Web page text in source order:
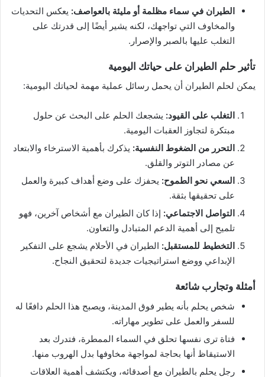
الطيران في سماء مظلمة أو مليئة بالعواصف: يعكس التحديات
والمخاوف التي تواجهك، لكنه يشير أيضًا إلى قدرتك على
التغلب عليها بالصبر والإصرار.
تأثير حلم الطيران على حياتك اليومية
يمكن لحلم الطيران أن يحمل رسائل عملية مهمة لحياتك اليومية:
التغلب على القيود: يشجعك الحلم على البحث عن حلول
مبتكرة لتجاوز العقبات اليومية.
التحرر من الضغوط النفسية: يذكرك بأهمية الاسترخاء والابتعاد
عن مصادر التوتر والقلق.
السعي نحو الطموح: يحفزك على وضع أهداف كبيرة والعمل
على تحقيقها بثقة.
التواصل الاجتماعي: إذا كان الطيران مع أشخاص آخرين، فهو
تلميح إلى أهمية الدعم المتبادل والتعاون.
التخطيط للمستقبل: الطيران في الأحلام يشجع على التفكير
الإبداعي ووضع استراتيجيات جديدة لتحقيق النجاح.
أمثلة وتجارب شائعة
شخص يحلم بأنه يطير فوق المدينة، ويصبح هذا الحلم دافعًا له
للسفر والعمل على تطوير مهاراته.
فتاة ترى نفسها تحلق في السماء الممطرة، فتدرك بعد
الاستيقاظ أنها بحاجة لمواجهة مخاوفها بدل الهروب منها.
رجل يحلم بالطيران مع أصدقائه، ويكتشف أهمية العلاقات